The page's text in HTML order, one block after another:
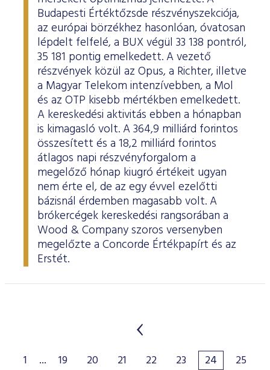
Budapesti Értéktőzsde részvényszekciója,
az európai börzékhez hasonlóan, óvatosan
lépdelt felfelé, a BUX végül 33 138 pontról,
35 181 pontig emelkedett. A vezető
részvények közül az Opus, a Richter, illetve
a Magyar Telekom intenzívebben, a Mol
és az OTP kisebb mértékben emelkedett.
A kereskedési aktivitás ebben a hónapban
is kimagasló volt. A 364,9 milliárd forintos
összesített és a 18,2 milliárd forintos
átlagos napi részvényforgalom a
megelőző hónap kiugró értékeit ugyan
nem érte el, de az egy évvel ezelőtti
bázisnál érdemben magasabb volt. A
brókercégek kereskedési rangsorában a
Wood & Company szoros versenyben
megelőzte a Concorde Értékpapírt és az
Erstét.
1 ... 19 20 21 22 23 24
25